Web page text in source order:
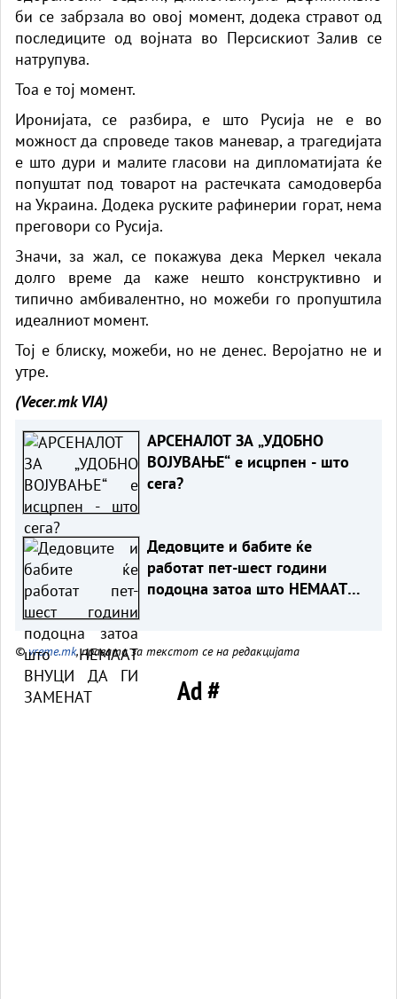
би се забрзала во овој момент, додека стравот од
последиците од војната во Персискиот Залив се
натрупува.
Тоа е тој момент.
Иронијата, се разбира, е што Русија не е во
можност да спроведе таков маневар, а трагедијата
е што дури и малите гласови на дипломатијата ќе
попуштат под товарот на растечката самодоверба
на Украина. Додека руските рафинерии горат, нема
преговори со Русија.
Значи, за жал, се покажува дека Меркел чекала
долго време да каже нешто конструктивно и
типично амбивалентно, но можеби го пропуштила
идеалниот момент.
Тој е блиску, можеби, но не денес. Веројатно не и
утре.
(Vecer.mkVIA)
АРСЕНАЛОТ ЗА „УДОБНО
ВОЈУВАЊЕ“ е исцрпен - што
сега?
Дедовците и бабите ќе
работат пет-шест години
подоцна затоа што НЕМААТ
©vreme.mk, правата за текстот се на редакцијата
Ad #